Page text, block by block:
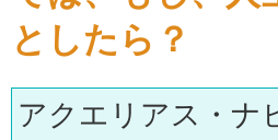
としたら？
アクエリアス・ナ